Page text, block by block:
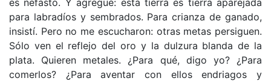
para labradíos y sembrados. Para crianza de ganado,
insistí. Pero no me escucharon: otras metas persiguen.
Sólo ven el reflejo del oro y la dulzura blanda de la
plata. Quieren metales. ¿Para qué, digo yo? ¿Para
comerlos? ¿Para aventar con ellos endriagos y